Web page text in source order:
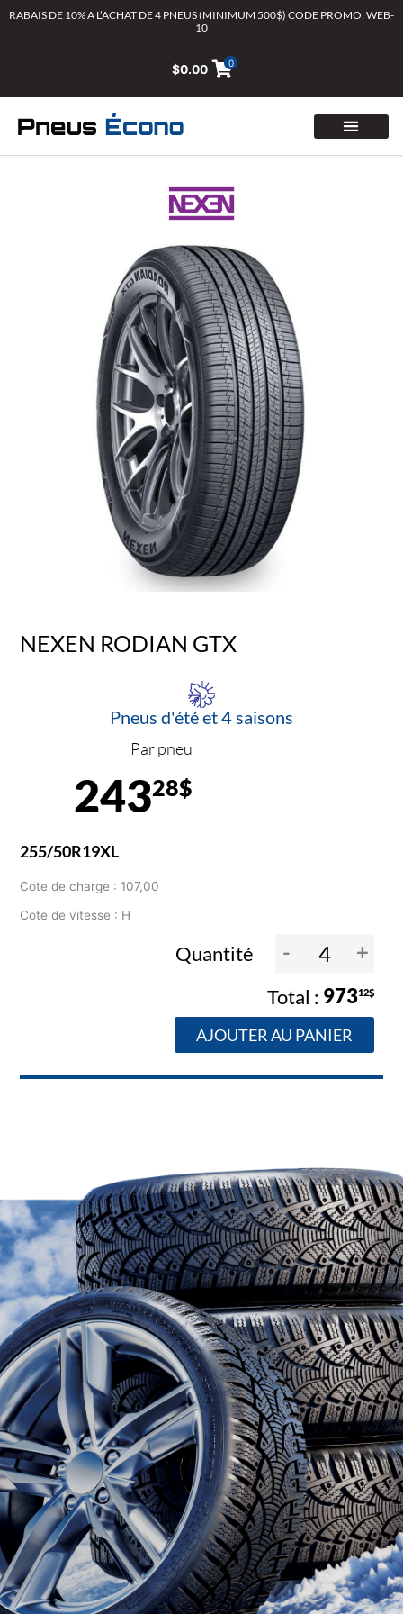
AllerRABAIS DE 10% A L’ACHAT DE 4 PNEUS (MINIMUM 500$) CODE PROMO: WEB-
10
$0.00 0
NEXEN RODIAN GTX
Pneus d'été et 4 saisons
Par pneu
24328$
255/50R19XL
Cote de charge : 107,00
Cote de vitesse : H
Quantité - +
97312$
AJOUTER AU PANIER